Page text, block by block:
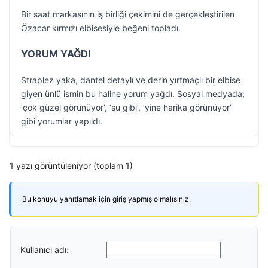
Bir saat markasının iş birliği çekimini de gerçekleştirilen
Özacar kırmızı elbisesiyle beğeni topladı.
YORUM YAĞDI
Straplez yaka, dantel detaylı ve derin yırtmaçlı bir elbise
giyen ünlü ismin bu haline yorum yağdı. Sosyal medyada;
‘çok güzel görünüyor’, ‘su gibi’, ‘yine harika görünüyor’
gibi yorumlar yapıldı.
1 yazı görüntüleniyor (toplam 1)
Bu konuyu yanıtlamak için giriş yapmış olmalısınız.
Kullanıcı adı: